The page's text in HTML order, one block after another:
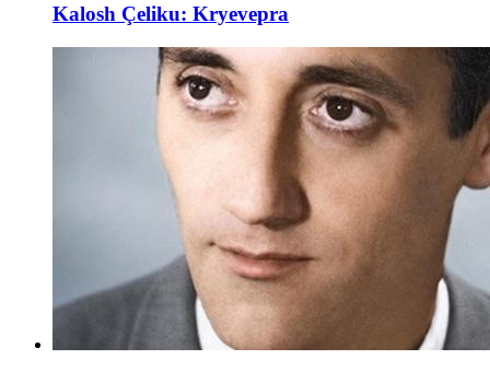
Kalosh Çeliku: Kryevepra